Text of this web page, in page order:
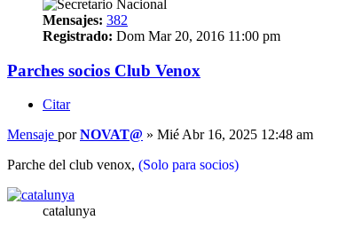
Mensajes: 382
Registrado: Dom Mar 20, 2016 11:00 pm
Parches socios Club Venox
Citar
Mensaje porNOVAT@ » Mié Abr 16, 2025 12:48 am
Parche del club venox, (Solo para socios)
catalunya